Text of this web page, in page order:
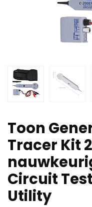
Toon
Tracer Kit
Circuit
Utility